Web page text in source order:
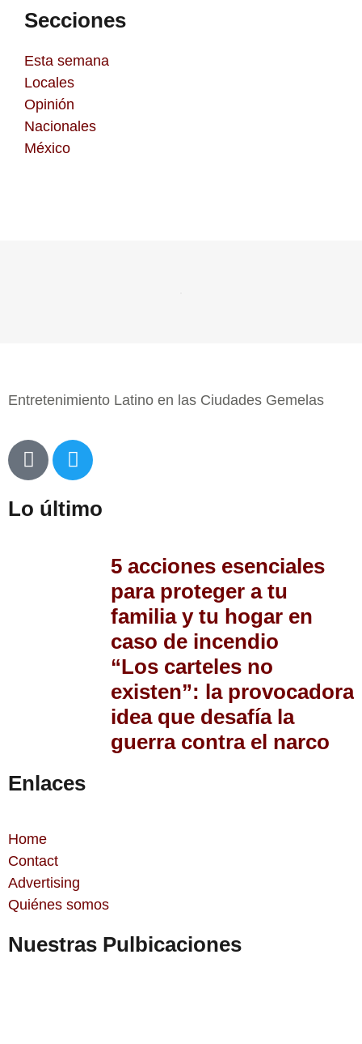
Secciones
Esta semana
Locales
Opinión
Nacionales
México
Entretenimiento Latino en las Ciudades Gemelas
Lo último
5 acciones esenciales
para proteger a tu
familia y tu hogar en
caso de incendio
“Los carteles no
existen”: la provocadora
idea que desafía la
guerra contra el narco
Enlaces
Home
Contact
Advertising
Quiénes somos
Nuestras Pulbicaciones